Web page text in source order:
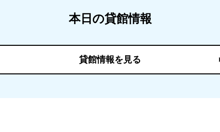
本日の貸館情報
貸館情報を見る